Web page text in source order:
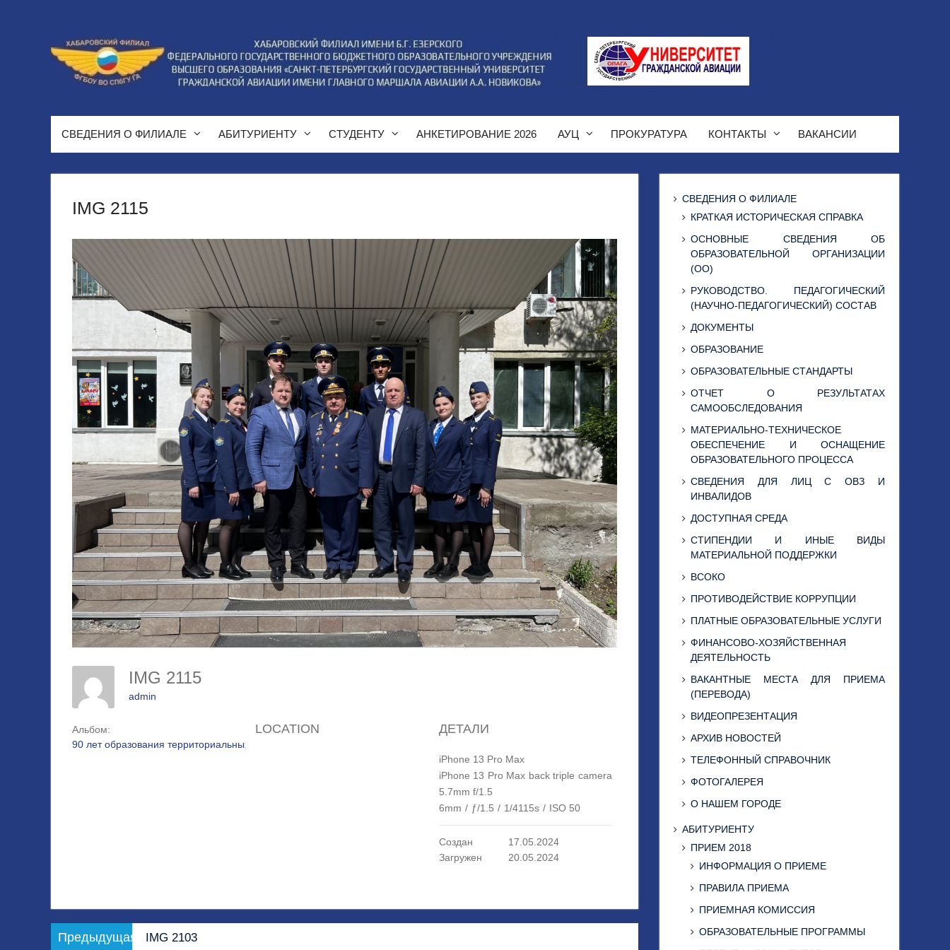
СВЕДЕНИЯ О ФИЛИАЛЕ АБИТУРИЕНТУ СТУДЕНТУ АНКЕТИРОВАНИЕ 2026 АУЦ ПРОКУРАТУРА КОНТАКТЫ ВАКАНСИИ
IMG 2115
IMG 2115
admin
Альбом:
90 лет образования территориальных управлений гражданской авиации
LOCATION ДЕТАЛИ
iPhone 13 Pro Max
iPhone 13 Pro Max back triple camera
5.7mm f/1.5
6mm / ƒ/1.5 / 1/4115s / ISO 50
Создан
17.05.2024
Загружен
20.05.2024
Навигация
по
Предыдущая
запись:
IMG 2103
СВЕДЕНИЯ О ФИЛИАЛЕ
КРАТКАЯ ИСТОРИЧЕСКАЯ СПРАВКА
ОСНОВНЫЕ СВЕДЕНИЯ ОБ
ОБРАЗОВАТЕЛЬНОЙ ОРГАНИЗАЦИИ
(ОО)
РУКОВОДСТВО. ПЕДАГОГИЧЕСКИЙ
(НАУЧНО-ПЕДАГОГИЧЕСКИЙ) СОСТАВ
ДОКУМЕНТЫ
ОБРАЗОВАНИЕ
ОБРАЗОВАТЕЛЬНЫЕ СТАНДАРТЫ
ОТЧЕТ О РЕЗУЛЬТАТАХ
САМООБСЛЕДОВАНИЯ
МАТЕРИАЛЬНО-ТЕХНИЧЕСКОЕ
ОБЕСПЕЧЕНИЕ И ОСНАЩЕНИЕ
ОБРАЗОВАТЕЛЬНОГО ПРОЦЕССА
СВЕДЕНИЯ ДЛЯ ЛИЦ С ОВЗ И
ИНВАЛИДОВ
ДОСТУПНАЯ СРЕДА
СТИПЕНДИИ И ИНЫЕ ВИДЫ
МАТЕРИАЛЬНОЙ ПОДДЕРЖКИ
ВСОКО
ПРОТИВОДЕЙСТВИЕ КОРРУПЦИИ
ПЛАТНЫЕ ОБРАЗОВАТЕЛЬНЫЕ УСЛУГИ
ФИНАНСОВО-ХОЗЯЙСТВЕННАЯ
ДЕЯТЕЛЬНОСТЬ
ВАКАНТНЫЕ МЕСТА ДЛЯ ПРИЕМА
(ПЕРЕВОДА)
ВИДЕОПРЕЗЕНТАЦИЯ
АРХИВ НОВОСТЕЙ
ТЕЛЕФОННЫЙ СПРАВОЧНИК
ФОТОГАЛЕРЕЯ
О НАШЕМ ГОРОДЕ
АБИТУРИЕНТУ
ПРИЕМ 2018
ИНФОРМАЦИЯ О ПРИЕМЕ
ПРАВИЛА ПРИЕМА
ПРИЕМНАЯ КОМИССИЯ
ОБРАЗОВАТЕЛЬНЫЕ ПРОГРАММЫ